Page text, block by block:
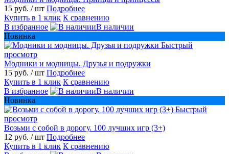
15 руб. / шт Подробнее
Купить в 1 клик К сравнению
В избранное
В наличии
Новинка
Быстрый
просмотр
Модники и модницы. Друзья и подружки
15 руб. / шт Подробнее
Купить в 1 клик К сравнению
В избранное
В наличии
Новинка
Быстрый
просмотр
Возьми с собой в дорогу. 100 лучших игр (3+)
12 руб. / шт Подробнее
Купить в 1 клик К сравнению